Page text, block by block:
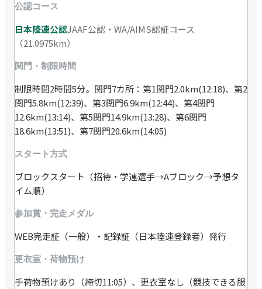
公認コース
日本陸連公認JAAF公認・WA/AIMS認証コース
（21.0975km）
関門・制限時間
制限時間2時間5分。関門7カ所：第1関門2.0km(12:18)、第2
関門5.8km(12:39)、第3関門6.9km(12:44)、第4関門
12.6km(13:14)、第5関門14.9km(13:28)、第6関門
18.6km(13:51)、第7関門20.6km(14:05)
スタート方式
ブロックスタート（招待・学連選手→Aブロック→予想タ
イム順）
参加賞・完走メダル
WEB完走証（一般）・記録証（日本陸連登録者）発行
更衣室・荷物預け
手荷物預けあり（締切11:05）、更衣室なし（競技できる服